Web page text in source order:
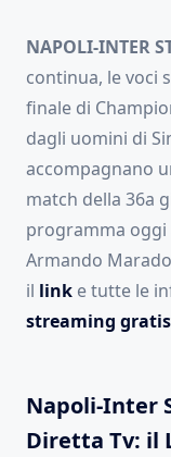
NAPOLI-INTER
continua, le voci
finale di
dagli uomini di
accompagnano
match della 36a
programma oggi
Armando
il link e tutte le
streaming
Napoli-Inter
Diretta Tv: il